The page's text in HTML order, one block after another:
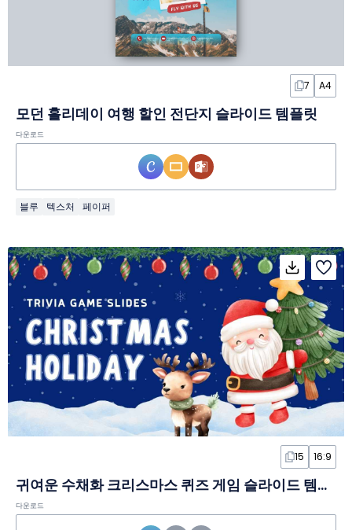
7 A4
모던 홀리데이 여행 할인 전단지 슬라이드 템플릿
다운로드
블루 텍스처 페이퍼
15 16:9
귀여운 수채화 크리스마스 퀴즈 게임 슬라이드 템플릿
다운로드